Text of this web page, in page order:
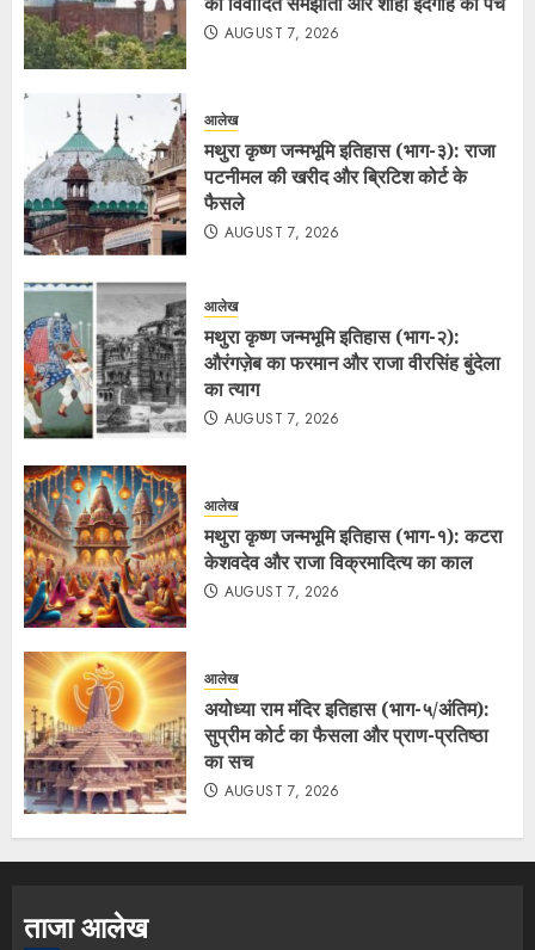
AUGUST 7, 2026
आलेख
मथुरा कृष्ण जन्मभूमि इतिहास (भाग-३): राजा
पटनीमल की खरीद और ब्रिटिश कोर्ट के
फैसले
AUGUST 7, 2026
आलेख
मथुरा कृष्ण जन्मभूमि इतिहास (भाग-२):
औरंगज़ेब का फरमान और राजा वीरसिंह बुंदेला
का त्याग
AUGUST 7, 2026
आलेख
मथुरा कृष्ण जन्मभूमि इतिहास (भाग-१): कटरा
केशवदेव और राजा विक्रमादित्य का काल
AUGUST 7, 2026
आलेख
अयोध्या राम मंदिर इतिहास (भाग-५/अंतिम):
सुप्रीम कोर्ट का फैसला और प्राण-प्रतिष्ठा
का सच
AUGUST 7, 2026
ताजा आलेख